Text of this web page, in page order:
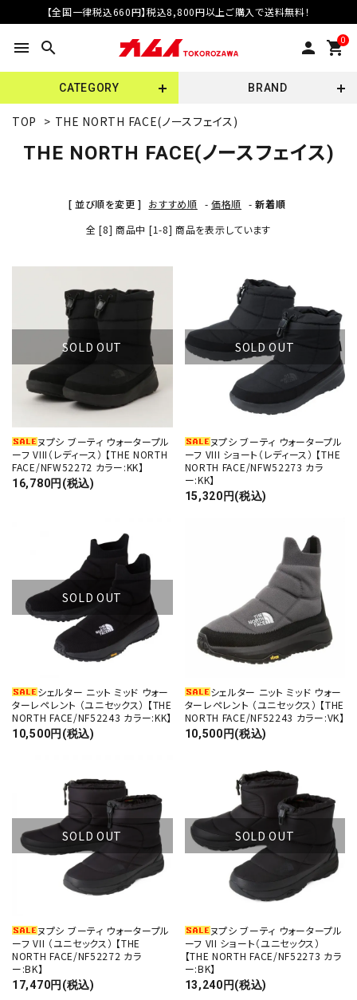
【全国一律税込660円】税込8,800円以上ご購入で送料無料！
menu search person 0
shopping_cart
CATEGORY BRAND
TOP > THE NORTH FACE(ノースフェイス)
THE NORTH FACE(ノースフェイス)
[ 並び順を変更 ] おすすめ順 - 価格順 -新着順
全 [8] 商品中 [1-8] 商品を表示しています
SOLD OUT
ヌプシ ブーティ ウォータープル
ーフ VIII（レディース） 【THE NORTH
FACE/NFW52272 カラー:KK】
16,780円(税込)
SOLD OUT
ヌプシ ブーティ ウォータープル
ーフ VIII ショート（レディース） 【THE
NORTH FACE/NFW52273 カラ
ー:KK】
15,320円(税込)
SOLD OUT
シェルター ニット ミッド ウォー
ターレペレント （ユニセックス） 【THE
NORTH FACE/NF52243 カラー:KK】
10,500円(税込)
シェルター ニット ミッド ウォー
ターレペレント （ユニセックス） 【THE
NORTH FACE/NF52243 カラー:VK】
10,500円(税込)
SOLD OUT
ヌプシ ブーティ ウォータープル
ーフ VII （ユニセックス） 【THE
NORTH FACE/NF52272 カラ
ー:BK】
17,470円(税込)
SOLD OUT
ヌプシ ブーティ ウォータープル
ーフ VII ショート（ユニセックス）
【THE NORTH FACE/NF52273 カラ
ー:BK】
13,240円(税込)
キーワード